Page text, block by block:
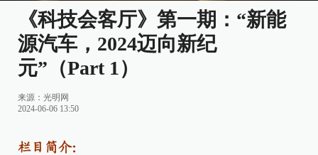
《科技会客厅》第一期：“新能
源汽车，2024迈向新纪
元”（Part 1）
来源： 光明网
2024-06-06 13:50
栏目简介：